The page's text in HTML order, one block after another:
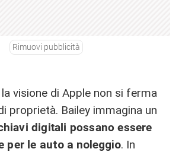
Rimuovi pubblicità
visione di Apple non si ferma
proprietà. Bailey immagina un
digitali possano essere
per le auto a noleggio. In